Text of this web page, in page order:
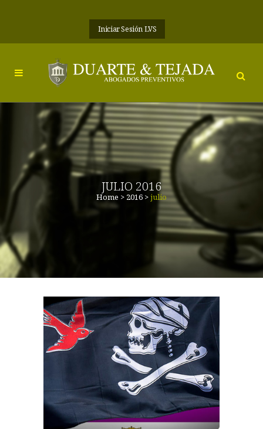
Iniciar Sesión LVS
JULIO 2016
Home > 2016 >julio